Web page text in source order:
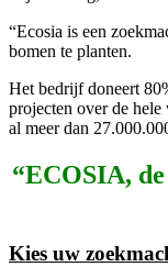
“Ecosia is een
bomen te planten.
Het bedrijf doneert
projecten over de
al meer dan
“ECOSIA,
Kies uw